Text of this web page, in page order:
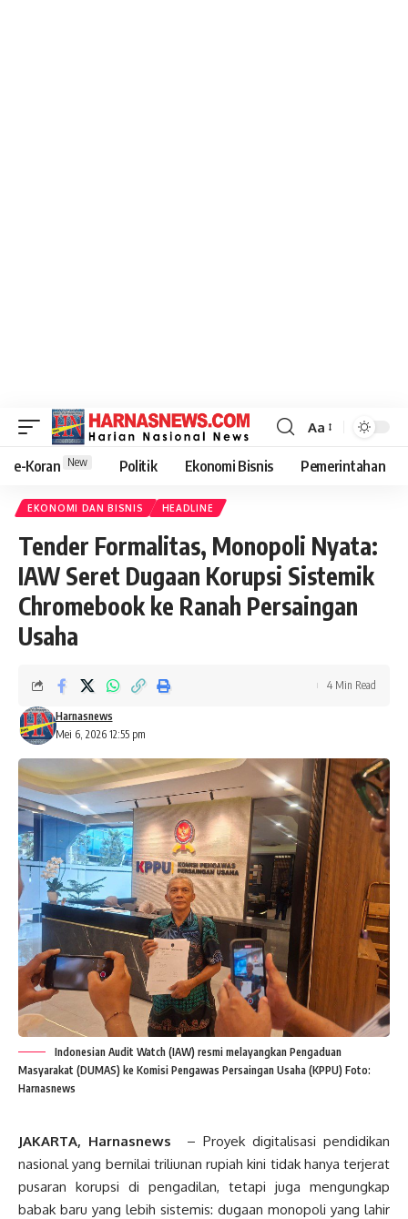
Aa
e-Koran New Politik Ekonomi Bisnis Pemerintahan
EKONOMI DAN BISNIS HEADLINE
Tender Formalitas, Monopoli Nyata:
IAW Seret Dugaan Korupsi Sistemik
Chromebook ke Ranah Persaingan
Usaha
Mei 6, 2026 12:55 pm
Harnasnews
4 Min Read
Indonesian Audit Watch (IAW) resmi melayangkan Pengaduan
Masyarakat (DUMAS) ke Komisi Pengawas Persaingan Usaha (KPPU) Foto:
Harnasnews
JAKARTA, Harnasnews
– Proyek digitalisasi pendidikan
nasional yang bernilai triliunan rupiah kini tidak hanya terjerat
pusaran korupsi di pengadilan, tetapi juga mengungkap
babak baru yang lebih sistemis: dugaan monopoli yang lahir